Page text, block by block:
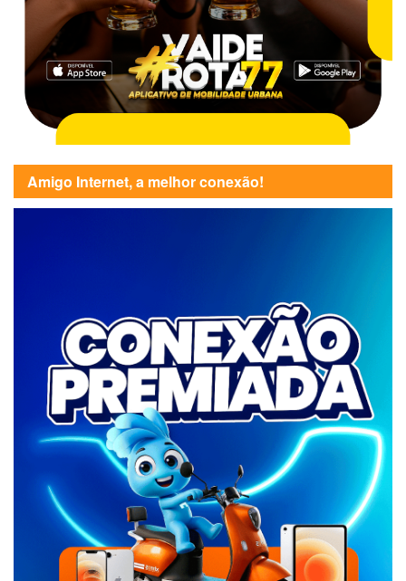
Amigo Internet, a melhor conexão!